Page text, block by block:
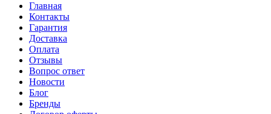
Главная
Контакты
Гарантия
Доставка
Оплата
Отзывы
Вопрос ответ
Новости
Блог
Бренды